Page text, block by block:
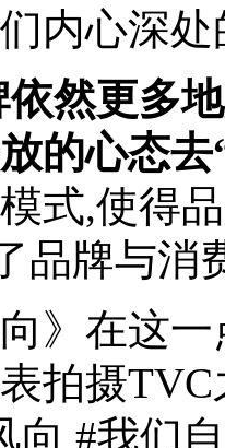
内心深处
然更多
的心态
式,使得
品牌与消
》在这
拍摄
向 #我们